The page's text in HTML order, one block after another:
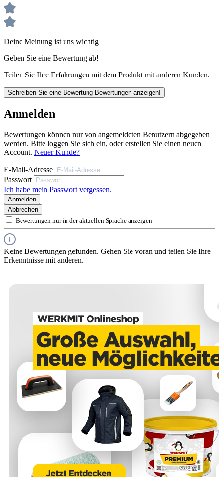
Unsere anwendungstechnischen Empfehlungen dienen der Unterstützung
des Käufers bzw. Verarbeiters.
Sie entbinden nicht davon, unsere Produkte grundsätzlich auf ihre Eignung
für den vorgesehenen Anwendungszweck in eigener Verantwortung zu
Deine Meinung ist uns wichtig
Geben Sie eine Bewertung ab!
Teilen Sie Ihre Erfahrungen mit dem Produkt mit anderen Kunden.
Schreiben Sie eine Bewertung Bewertungen anzeigen!
Anmelden
Bewertungen können nur von angemeldeten Benutzern abgegeben
werden. Bitte loggen Sie sich ein, oder erstellen Sie einen neuen
Account. Neuer Kunde?
E-Mail-Adresse
Passwort
Ich habe mein Passwort vergessen.
Anmelden
Abbrechen
Bewertungen nur in der aktuellen Sprache anzeigen.
Keine Bewertungen gefunden. Gehen Sie voran und teilen Sie Ihre
Erkenntnisse mit anderen.